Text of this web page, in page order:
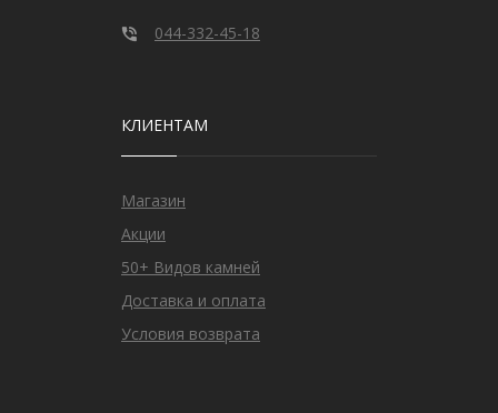
044-332-45-18
КЛИЕНТАМ
Магазин
Акции
50+ Видов камней
Доставка и оплата
Условия возврата